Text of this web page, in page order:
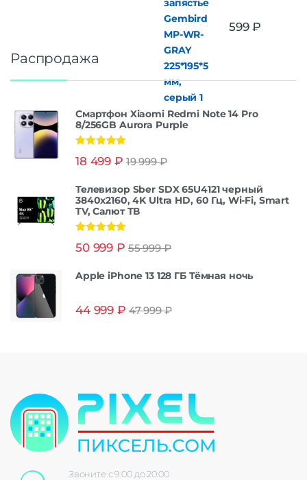
599₽
Распродажа
Смартфон Xiaomi Redmi Note 14 Pro
8/256GB Aurora Purple
из 5
18 499 ₽ 19 999₽
Телевизор Sber SDX 65U4121 черный
3840x2160, 4K Ultra HD, 60 Гц, Wi-Fi, Smart
TV, Салют ТВ
из 5
50 999 ₽ 55 999₽
Apple iPhone 13 128 ГБ Тёмная ночь
44 999 ₽ 47 999₽
Звоните с 9:00 до 20:00